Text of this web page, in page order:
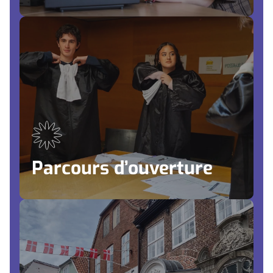
Parcours d’ouverture
Parcours d’ouverture
Culture
Prendre soin de soi et des autres
Citoyenneté
Sciences & Tech
Développement durable
Mobilité européenne
Développer son anglais dans des situations réelles
du quotidien